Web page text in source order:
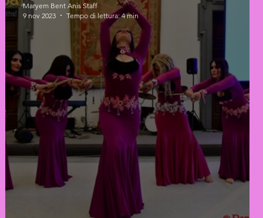
Maryem Bent Anis Staff
9 nov 2023
Tempo di lettura: 4 min